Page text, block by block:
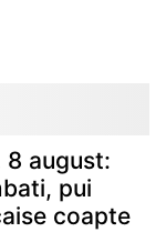
8 august:
pui
coapte